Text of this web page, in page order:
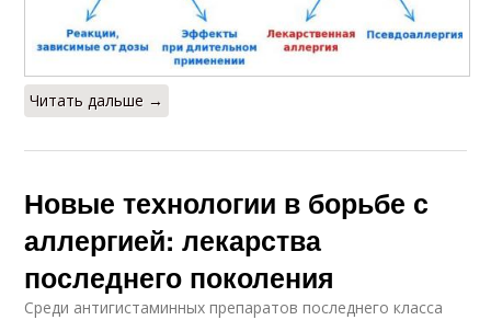
Читать дальше →
Новые технологии в борьбе с
аллергией: лекарства
последнего поколения
Среди антигистаминных препаратов последнего класса